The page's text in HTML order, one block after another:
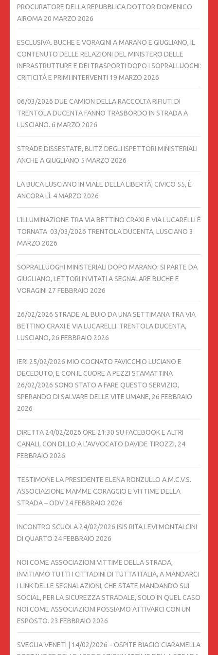
PROCURATORE DELLA REPUBBLICA DOTTOR DOMENICO
AIROMA 20 MARZO 2026
ESCLUSIVA. BUCHE E VORAGINI A MARANO E GIUGLIANO, IL
CONTENUTO DELLE RELAZIONI DEL MINISTERO DELLE
INFRASTRUTTURE E DEI TRASPORTI DOPO I SOPRALLUOGHI:
CRITICITÀ E PRIMI INTERVENTI 19 MARZO 2026
06/03/2026 DUE CAMION DELLA RACCOLTA RIFIUTI DI
TRENTOLA DUCENTA FANNO TRASBORDO IN STRADA A
LUSCIANO. 6 MARZO 2026
STRADE DISSESTATE, BLITZ DEGLI ISPETTORI MINISTERIALI
ANCHE A GIUGLIANO 5 MARZO 2026
LA BUCA LUSCIANO IN VIALE DELLA LIBERTÀ, CIVICO 55, È
ANCORA LÌ. 4 MARZO 2026
L’ILLUMINAZIONE TRA VIA BETTINO CRAXI E VIA LUCARELLI È
TORNATA. 03/03/2026 TRENTOLA DUCENTA, LUSCIANO 3
MARZO 2026
SOPRALLUOGHI MINISTERIALI DOPO MARANO: SI PARTE DA
GIUGLIANO, LETTORI INVITATI A SEGNALARE BUCHE E
VORAGINI 27 FEBBRAIO 2026
26/02/2026 STRADE AL BUIO DA UNA SETTIMANA TRA VIA
BETTINO CRAXI E VIA LUCARELLI. TRENTOLA DUCENTA,
LUSCIANO, 26 FEBBRAIO 2026
IERI 25/02/2026 MIO COGNATO FAVICCHIO LUCIANO E
DECEDUTO, E CON IL CUORE A PEZZI STAMATTINA
26/02/2026 SONO STATO A FARE QUESTO SERVIZIO,
SPERANDO DI SALVARE DELLE VITE UMANE, 26 FEBBRAIO
2026
DIRETTA 24/02/2026 ORE 21:30 SU FACEBOOK E ALTRI
CANALI, CON DILLO A L’AVVOCATO DAVIDE TIROZZI, 24
FEBBRAIO 2026
TESTIMONE LA PRESIDENTE ELENA RONZULLO A.M.C.V.S.
ASSOCIAZIONE MAMME CORAGGIO E VITTIME DELLA
STRADA – ODV 24 FEBBRAIO 2026
INCONTRO SCUOLA 24/02/2026 ISIS RITA LEVI MONTALCINI
DI QUARTO 24 FEBBRAIO 2026
NOI COME ASSOCIAZIONI VITTIME DELLA STRADA,
INVITIAMO TUTTI I CITTADINI DI TUTTA ITALIA, A MANDARCI
I LINK DELLE SEGNALAZIONI, CHE STATE MANDANDO SUI
SOCIAL, PER LA SICUREZZA STRADALE, SOLO IN QUEL CASO
NOI COME ASSOCIAZIONI POSSIAMO ATTIVARCI CON UN
ESPOSTO. 23 FEBBRAIO 2026
SVEGLIA VENETI | 14/02/2026 – OSPITE BIAGIO CIARAMELLA